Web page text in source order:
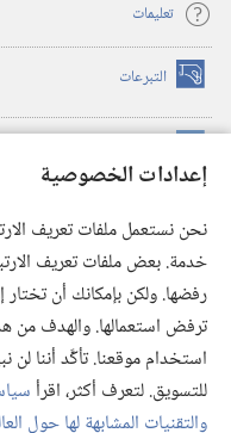
إعدادات الخصوصية
نحن نستعمل ملفات تعريف
خدمة. بعض ملفات تعريف
رفضها. ولكن بإمكانك أن
ترفض استعمالها. والهدف من
استخدام موقعنا. تأكَّد أننا لن
للتسويق. لتعرف أكثر، اقرأ
والتقنيات المشابهة لها حول
تعليمات
التبرعات (يفتح
نافذة
(يفتح
نافذة
(يفتح
نافذة
جديدة) تطبيق ®
JW Library
مكتبة برج المراقبة